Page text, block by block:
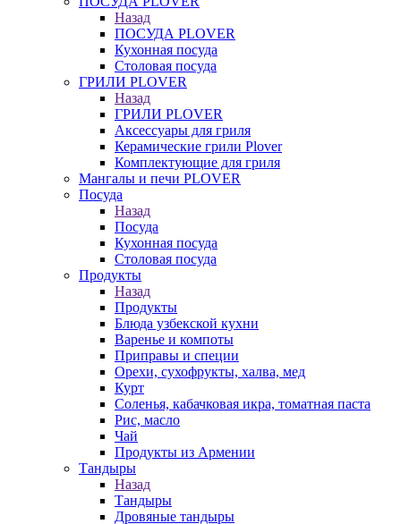
Назад
ПОСУДА PLOVER
Кухонная посуда
Столовая посуда
ГРИЛИ PLOVER
Назад
ГРИЛИ PLOVER
Аксессуары для гриля
Керамические грили Plover
Комплектующие для гриля
Мангалы и печи PLOVER
Посуда
Назад
Посуда
Кухонная посуда
Столовая посуда
Продукты
Назад
Продукты
Блюда узбекской кухни
Варенье и компоты
Приправы и специи
Орехи, сухофрукты, халва, мед
Курт
Соленья, кабачковая икра, томатная паста
Рис, масло
Чай
Продукты из Армении
Тандыры
Назад
Тандыры
Дровяные тандыры